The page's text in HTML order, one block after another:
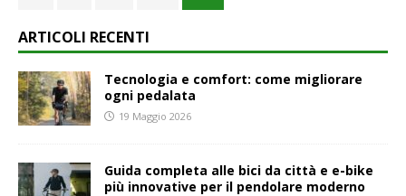
ARTICOLI RECENTI
Tecnologia e comfort: come migliorare
ogni pedalata
19 Maggio 2026
Guida completa alle bici da città e e-bike
più innovative per il pendolare moderno